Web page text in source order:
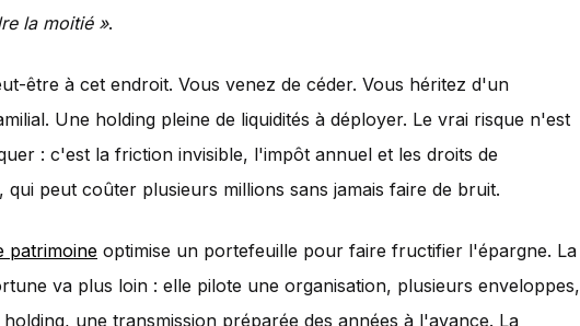
la moitié ».
être à cet endroit. Vous venez de céder. Vous héritez d'un
Une holding pleine de liquidités à déployer. Le vrai risque n'est
: c'est la friction invisible, l'impôt annuel et les droits de
qui peut coûter plusieurs millions sans jamais faire de bruit.
patrimoine optimise un portefeuille pour faire fructifier l'épargne. La
va plus loin : elle pilote une organisation, plusieurs enveloppes,
une transmission préparée des années à l'avance. La